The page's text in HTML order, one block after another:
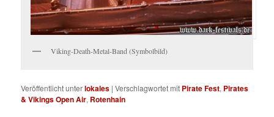
Viking-Death-Metal-Band (Symbolbild)
Veröffentlicht unterlokales |Verschlagwortet mit Pirate Fest, Pirates
& Vikings Open Air, Rotenhain